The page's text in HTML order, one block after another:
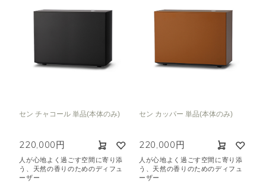
セン チャコール 単品(本体のみ)
220,000円
人が心地よく過ごす空間に寄り添
う、天然の香りのためのディフュ
ーザー
セン カッパー 単品(本体のみ)
220,000円
人が心地よく過ごす空間に寄り添
う、天然の香りのためのディフュ
ーザー